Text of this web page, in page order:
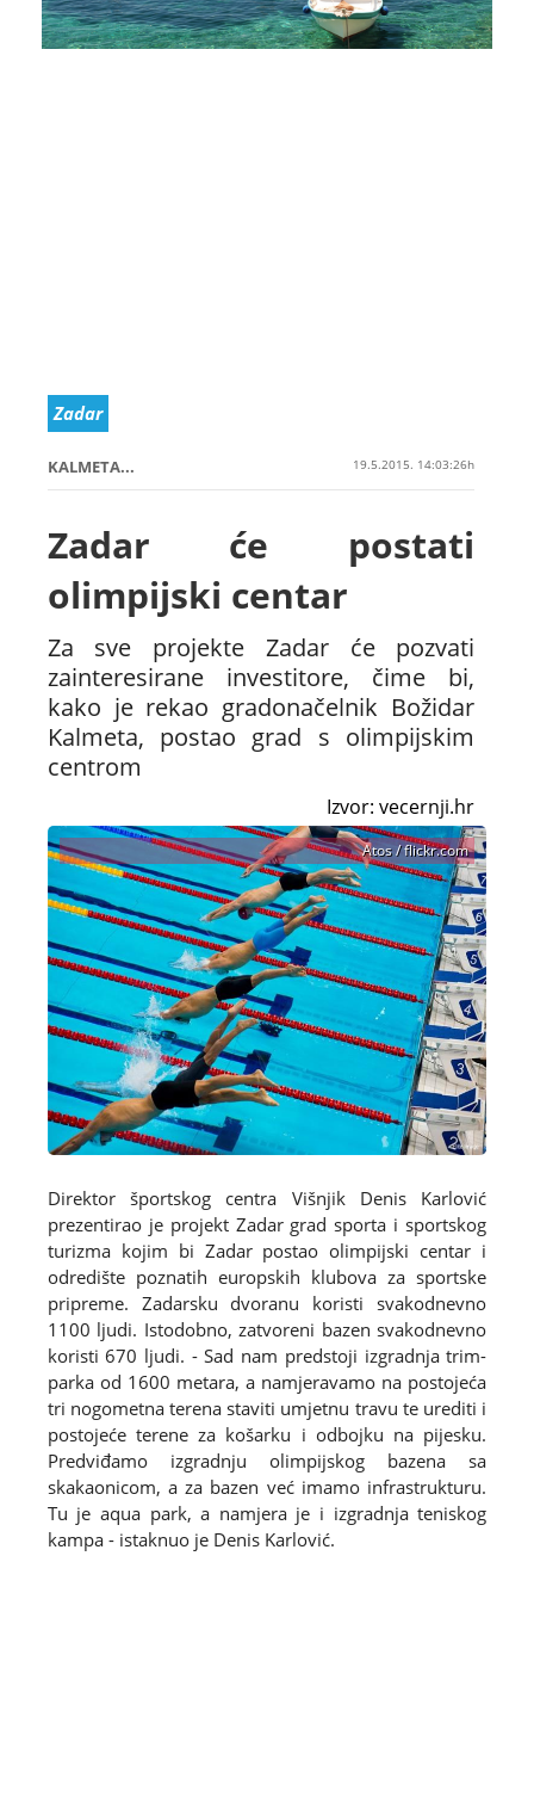
Zadar
KALMETA... 19.5.2015. 14:03:26h
Zadar će postati
olimpijski centar
Za sve projekte Zadar će pozvati
zainteresirane investitore, čime bi,
kako je rekao gradonačelnik Božidar
Kalmeta, postao grad s olimpijskim
centrom
Izvor: vecernji.hr
Atos / flickr.com
Direktor športskog centra Višnjik Denis Karlović
prezentirao je projekt Zadar grad sporta i sportskog
turizma kojim bi Zadar postao olimpijski centar i
odredište poznatih europskih klubova za sportske
pripreme. Zadarsku dvoranu koristi svakodnevno
1100 ljudi. Istodobno, zatvoreni bazen svakodnevno
koristi 670 ljudi. - Sad nam predstoji izgradnja trim-
parka od 1600 metara, a namjeravamo na postojeća
tri nogometna terena staviti umjetnu travu te urediti i
postojeće terene za košarku i odbojku na pijesku.
Predviđamo izgradnju olimpijskog bazena sa
skakaonicom, a za bazen već imamo infrastrukturu.
Tu je aqua park, a namjera je i izgradnja teniskog
kampa - istaknuo je Denis Karlović.